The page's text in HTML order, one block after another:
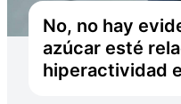
No, no hay
azúcar esté
hiperactividad